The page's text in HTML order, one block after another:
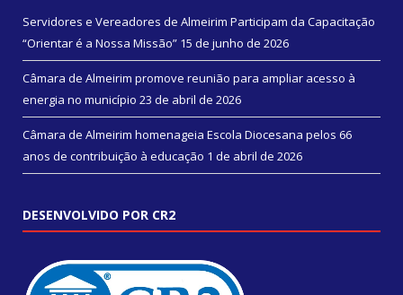
Servidores e Vereadores de Almeirim Participam da Capacitação
“Orientar é a Nossa Missão” 15 de junho de 2026
Câmara de Almeirim promove reunião para ampliar acesso à
energia no município 23 de abril de 2026
Câmara de Almeirim homenageia Escola Diocesana pelos 66
anos de contribuição à educação 1 de abril de 2026
DESENVOLVIDO POR CR2